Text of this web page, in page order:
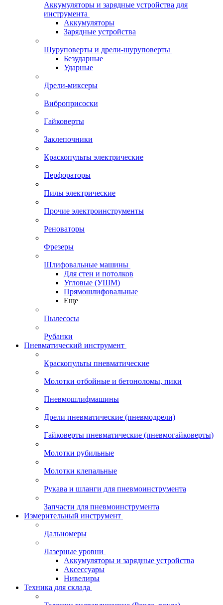
Аккумуляторы и зарядные устройства для
инструмента
Аккумуляторы
Зарядные устройства
Шуруповерты и дрели-шуруповерты
Безударные
Ударные
Дрели-миксеры
Виброприсоски
Гайковерты
Заклепочники
Краскопульты электрические
Перфораторы
Пилы электрические
Прочие электроинструменты
Реноваторы
Фрезеры
Шлифовальные машины
Для стен и потолков
Угловые (УШМ)
Прямошлифовальные
Еще
Пылесосы
Рубанки
Пневматический инструмент
Краскопульты пневматические
Молотки отбойные и бетоноломы, пики
Пневмошлифмашины
Дрели пневматические (пневмодрели)
Гайковерты пневматические (пневмогайковерты)
Молотки рубильные
Молотки клепальные
Рукава и шланги для пневмоинструмента
Запчасти для пневмоинструмента
Измерительный инструмент
Дальномеры
Лазерные уровни
Аккумуляторы и зарядные устройства
Аксессуары
Нивелиры
Техника для склада